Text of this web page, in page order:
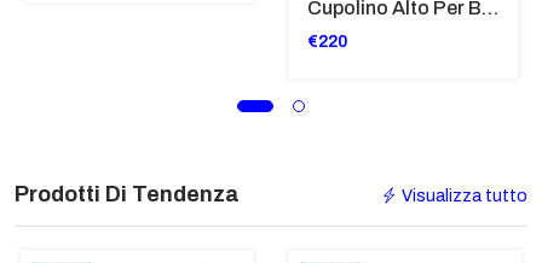
Cupolino Alto Per Bmw R 1200 St 2004 - 2007 TRASPARENTE - Sc950-T
€220
Prodotti Di Tendenza Visualizza tutto